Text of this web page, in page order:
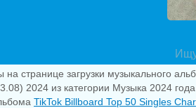
на странице загрузки музыкального
2024 из категории Музыка 2024
TikTok Billboard Top 50 Singles